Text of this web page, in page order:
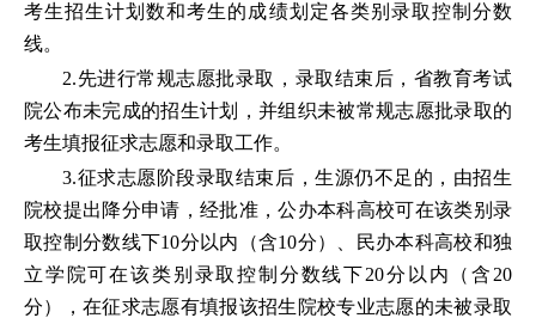
考生招生计划数和考生的成绩划定各类别录取控制分数
线。
2.先进行常规志愿批录取，录取结束后，省教育考试
院公布未完成的招生计划，并组织未被常规志愿批录取的
考生填报征求志愿和录取工作。
3.征求志愿阶段录取结束后，生源仍不足的，由招生
院校提出降分申请，经批准，公办本科高校可在该类别录
取控制分数线下10分以内（含10分）、民办本科高校和独
立学院可在该类别录取控制分数线下20分以内（含20
分），在征求志愿有填报该招生院校专业志愿的未被录取